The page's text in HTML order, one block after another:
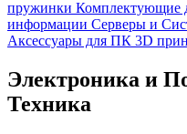
пружинки Комплектующие
информации Серверы и
Аксессуары для ПК 3D
Электроника и
Техника